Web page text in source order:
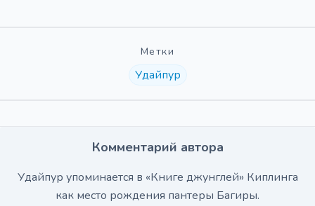
Метки
Удайпур
Комментарий автора
Удайпур упоминается в «Книге джунглей» Киплинга
как место рождения пантеры Багиры.